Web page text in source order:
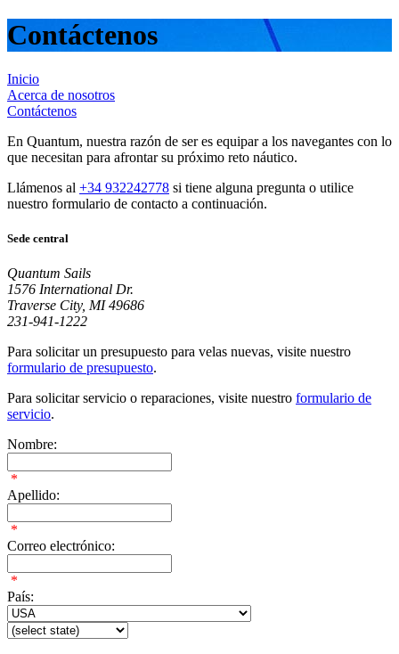
Contáctenos
Inicio
Acerca de nosotros
Contáctenos
En Quantum, nuestra razón de ser es equipar a los navegantes con lo
que necesitan para afrontar su próximo reto náutico.
Llámenos al +34 932242778 si tiene alguna pregunta o utilice
nuestro formulario de contacto a continuación.
Sede central
Quantum Sails
1576 International Dr.
Traverse City, MI 49686
231-941-1222
Para solicitar un presupuesto para velas nuevas, visite nuestro
formulario de presupuesto.
Para solicitar servicio o reparaciones, visite nuestro formulario de
servicio.
Nombre:
*
Apellido:
*
Correo electrónico:
*
País: